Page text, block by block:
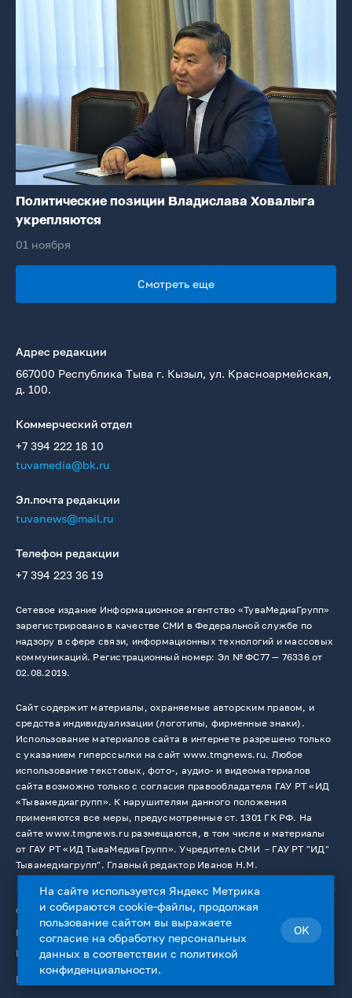
Политические позиции Владислава Ховалыга
укрепляются
01 ноября
Смотреть еще
Адрес редакции
667000 Республика Тыва г. Кызыл, ул. Красноармейская,
д. 100.
Коммерческий отдел
+7 394 222 18 10
tuvamedia@bk.ru
Эл.почта редакции
tuvanews@mail.ru
Телефон редакции
+7 394 223 36 19
Сетевое издание Информационное агентство «ТуваМедиаГрупп»
зарегистрировано в качестве СМИ в Федеральной службе по
надзору в сфере связи, информационных технологий и массовых
коммуникаций. Регистрационный номер: Эл № ФС77 — 76336 от
02.08.2019.
Сайт содержит материалы, охраняемые авторским правом, и
средства индивидуализации (логотипы, фирменные знаки).
Использование материалов сайта в интернете разрешено только
с указанием гиперссылки на сайт www.tmgnews.ru. Любое
использование текстовых, фото-, аудио- и видеоматериалов
сайта возможно только с согласия правообладателя ГАУ РТ «ИД
«Тывамедиагрупп». К нарушителям данного положения
применяются все меры, предусмотренные ст. 1301 ГК РФ. На
сайте www.tmgnews.ru размещаются, в том числе и материалы
от ГАУ РТ «ИД ТываМедиаГрупп». Учредитель СМИ －ГАУ РТ "ИД"
Тывамедиагрупп". Главный редактор Иванов Н.М.
© 2026. Все права защищены.
12+
Пользовательское соглашение
Использование cookie-файлов
Работает на
На сайте используется Яндекс Метрика
и собираются cookie-файлы, продолжая
пользование сайтом вы выражаете
согласие наобработку персональных
данных в соответствии с политикой
конфиденциальности.
OK